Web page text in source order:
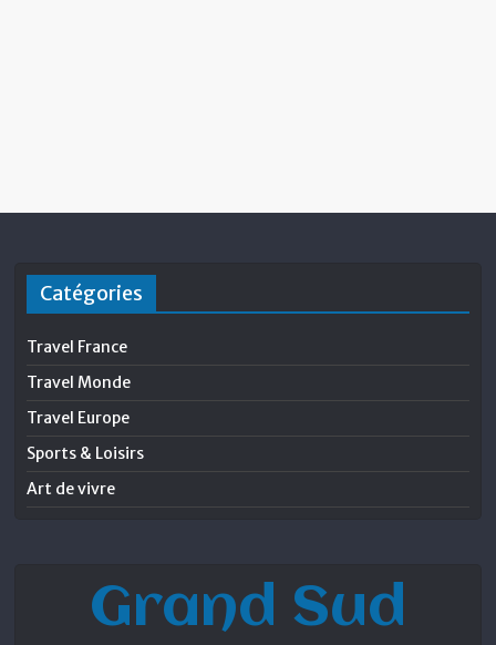
Catégories
Travel France
Travel Monde
Travel Europe
Sports & Loisirs
Art de vivre
Grand Sud